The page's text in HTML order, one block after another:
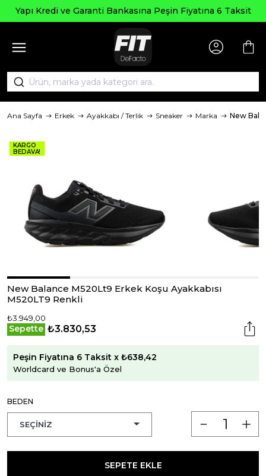
Yapı Kredi ve Garanti Bankasına Peşin Fiyatına 6 Taksit
Ana Sayfa Erkek Ayakkabı / Terlik Sneaker Marka New
KARGO
BEDAVA!
New Balance M520Lt9 Erkek Koşu Ayakkabısı
M520LT9 Renkli
₺3.949,00
Sepette ₺3.830,53
Peşin Fiyatına 6 Taksit x ₺638,42
Worldcard ve Bonus'a Özel
BEDEN
SEPETE EKLE